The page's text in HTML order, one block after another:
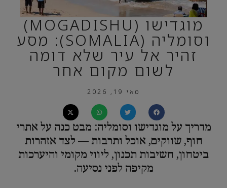
מוגדישו (MOGADISHU)
וסומליה (SOMALIA): מסע
זהיר אל עיר שלא דומה
לשום מקום אחר
מאי 19, 2026
מדריך על מוגדישו וסומליה: מבט כנה על אתרי
חוף, שווקים, אוכל ותרבות — לצד אזהרות
ביטחון, חשיבות תכנון, ליווי מקומי והיערכות
מקיפה לפני נסיעה.